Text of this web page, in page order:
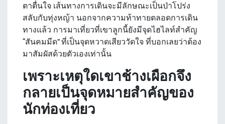
ตาตื่นใจ เส้นทางการเดินจะมีลักษณะเป็นป่าโปร่ง
สลับกับทุ่งหญ้า นอกจากความท้าทายตลอดการเดิน
ทางแล้ว การมาเที่ยวที่เขาลูกนี้ยังมีจุดไฮไลท์สำคัญ
“สันคมมีด” ที่เป็นจุดหวาดเสียววัดใจ ที่บอกเลยว่าต้อง
มาสัมผัสด้วยตัวเองเท่านั้น
เพราะเหตุใดเขาช้างเผือกจึง
กลายเป็นจุดหมายสำคัญของ
นักท่องเที่ยว